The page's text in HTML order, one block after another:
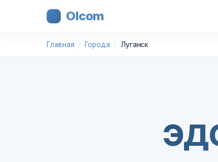
Olcom
Главная Города Луганск